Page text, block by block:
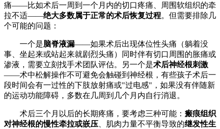
痛——比如术后一周到一个月内的切口疼痛、周围软组织的牵
拉不适——绝大多数属于正常的术后恢复过程。但需要排除几
个可能的问题：
一个是脑脊液漏——如果术后出现体位性头痛（躺着没
事、坐起来或站起来就剧烈头痛）同时伴有切口周围的胀痛或
渗液，需要立刻找手术团队评估。另一个是术后神经根刺激
——术中松解操作不可避免会触碰到神经根，有些孩子术后一
段时间会有一过性的下肢放射痛或"过电感"，如果没有伴随新
的运动功能障碍，多数在几周到几个月内自行消退。
术后三个月以后的长期疼痛，要考虑三种可能： 瘢痕组织
对神经根的慢性牵拉或嵌压 、肌肉力量不平衡导致的继发性生